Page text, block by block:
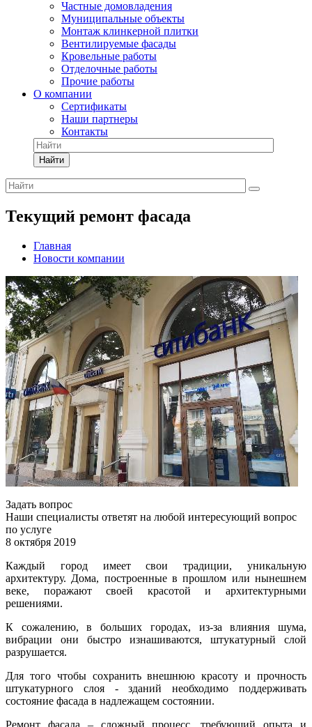
Частные домовладения
Муниципальные объекты
Монтаж клинкерной плитки
Вентилируемые фасады
Кровельные работы
Отделочные работы
Прочие работы
О компании
Сертификаты
Наши партнеры
Контакты
Найти
Текущий ремонт фасада
Главная
Новости компании
Задать вопрос
Наши специалисты ответят на любой интересующий вопрос
по услуге
8 октября 2019
Каждый город имеет свои традиции, уникальную
архитектуру. Дома, построенные в прошлом или нынешнем
веке, поражают своей красотой и архитектурными
решениями.
К сожалению, в больших городах, из-за влияния шума,
вибрации они быстро изнашиваются, штукатурный слой
разрушается.
Для того чтобы сохранить внешнюю красоту и прочность
штукатурного слоя - зданий необходимо поддерживать
состояние фасада в надлежащем состоянии.
Ремонт фасада – сложный процесс, требующий опыта и